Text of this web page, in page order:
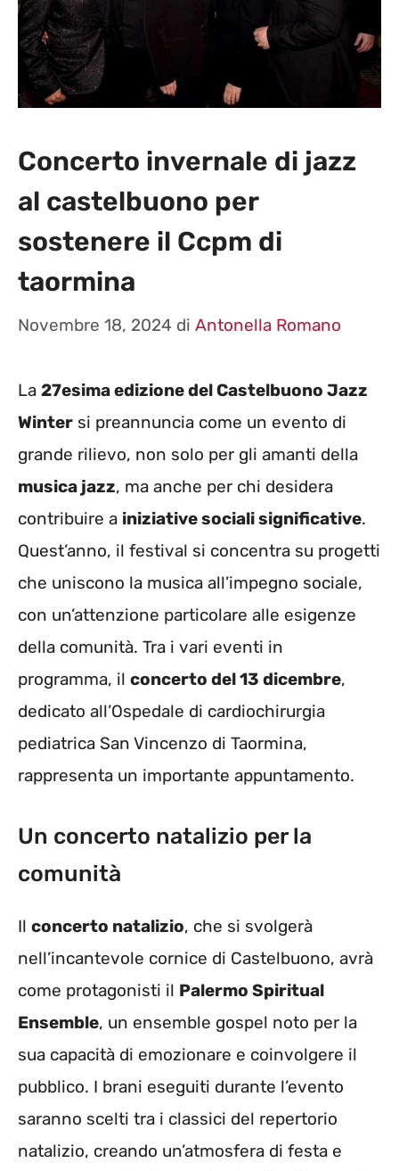
Concerto invernale di jazz
al castelbuono per
sostenere il Ccpm di
taormina
Novembre 18, 2024 di Antonella Romano
La 27esima edizione del Castelbuono Jazz
Winter si preannuncia come un evento di
grande rilievo, non solo per gli amanti della
musica jazz, ma anche per chi desidera
contribuire a iniziative sociali significative.
Quest’anno, il festival si concentra su progetti
che uniscono la musica all’impegno sociale,
con un’attenzione particolare alle esigenze
della comunità. Tra i vari eventi in
programma, il concerto del 13 dicembre,
dedicato all’Ospedale di cardiochirurgia
pediatrica San Vincenzo di Taormina,
rappresenta un importante appuntamento.
Un concerto natalizio per la
comunità
Il concerto natalizio, che si svolgerà
nell’incantevole cornice di Castelbuono, avrà
come protagonisti il Palermo Spiritual
Ensemble, un ensemble gospel noto per la
sua capacità di emozionare e coinvolgere il
pubblico. I brani eseguiti durante l’evento
saranno scelti tra i classici del repertorio
natalizio, creando un’atmosfera di festa e